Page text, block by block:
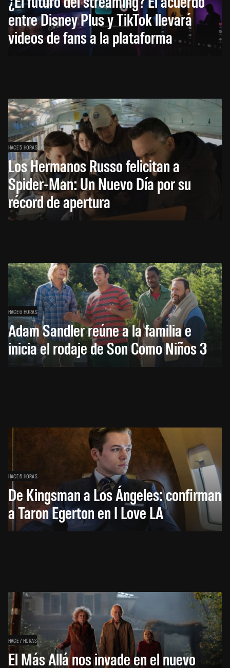
entre Disney Plus y TikTok llevará
videos de fans a la plataforma
HACE 5 HORAS
Los Hermanos Russo felicitan a
Spider-Man: Un Nuevo Día por su
récord de apertura
HACE 6 HORAS
Adam Sandler reúne a la familia e
inicia el rodaje de Son Como Niños 3
HACE 6 HORAS
De Kingsman a Los Ángeles: confirman
a Taron Egerton en I Love LA
HACE 7 HORAS
El Más Allá nos invade en el nuevo